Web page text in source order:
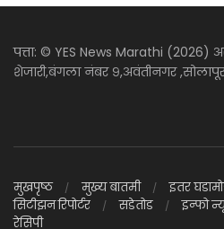
पत्ता: © YES News Marathi (2026)
शेजारी,बंगला नंबर ९,अवंतीनगर
मुखपृष्ठ मुख्य बातमी इतर
सिटीझन रिपोर्टर
सडेतोड इन्फो
रेसिपी